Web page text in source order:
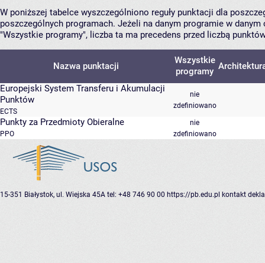
W poniższej tabelce wyszczególniono reguły punktacji dla
poszczególnych programach. Jeżeli na danym programie w
"Wszystkie programy", liczba ta ma precedens przed liczbą
Nazwa punktacji
Wszystkie
programy
Europejski System Transferu i Akumulacji
Punktów
ECTS
nie
zdefiniowano
Punkty za Przedmioty Obieralne
PPO
nie
zdefiniowano
15-351 Białystok, ul. Wiejska 45A tel: +48 746 90 00 https://pb.edu.pl kontakt